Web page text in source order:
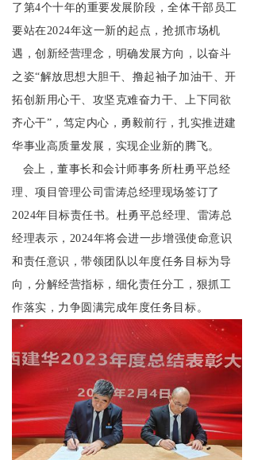
了第4个十年的重要发展阶段，全体干部员工
要站在2024年这一新的起点，抢抓市场机
遇，创新经营理念，明确发展方向，以奋斗
之姿“解放思想大胆干、撸起袖子加油干、开
拓创新用心干、攻坚克难奋力干、上下同欲
齐心干”，笃定内心，勇毅前行，扎实推进建
华事业高质量发展，实现企业新的腾飞。
会上，董事长和会计师事务所杜勇平总经
理、项目管理公司雷涛总经理现场签订了
2024年目标责任书。杜勇平总经理、雷涛总
经理表示，2024年将会进一步增强使命意识
和责任意识，带领团队以年度任务目标为导
向，分解经营指标，细化责任分工，狠抓工
作落实，力争圆满完成年度任务目标。